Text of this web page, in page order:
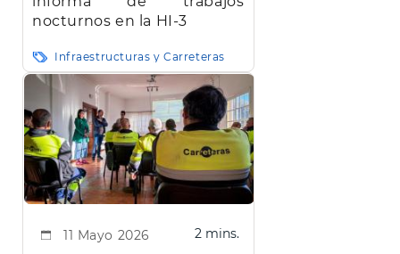
nocturnos en la HI-3
Infraestructuras y Carreteras
11 Mayo 2026 2 mins.